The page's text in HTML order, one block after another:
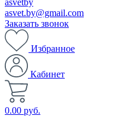
asvetby
asvet.by@gmail.com
Заказать звонок
Избранное
Кабинет
0.00 руб.